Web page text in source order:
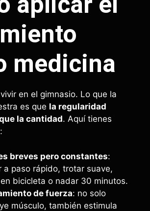
medicina
en el gimnasio. Lo que la
es que la regularidad
la cantidad. Aquí tienes
breves pero constantes:
a paso rápido, trotar suave,
bicicleta o nadar 30 minutos.
de fuerza: no solo
músculo, también estimula